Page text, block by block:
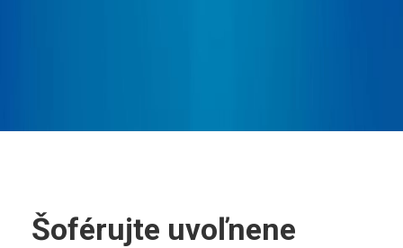
Šoférujte uvoľnene